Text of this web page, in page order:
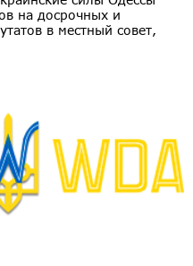
на досрочных и
в местный совет,